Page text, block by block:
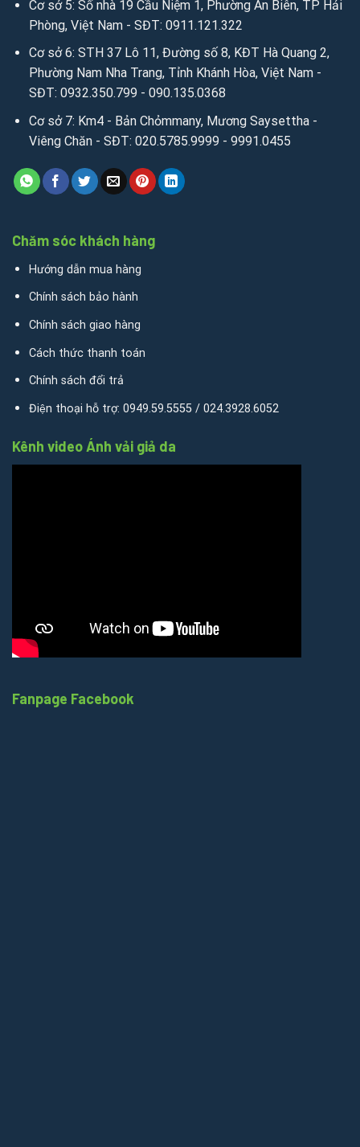
Cơ sở 5: Số nhà 19 Cầu Niệm 1, Phường An Biên, TP Hải
Phòng, Việt Nam - SĐT: 0911.121.322
Cơ sở 6: STH 37 Lô 11, Đường số 8, KĐT Hà Quang 2,
Phường Nam Nha Trang, Tỉnh Khánh Hòa, Việt Nam -
SĐT: 0932.350.799 - 090.135.0368
Cơ sở 7: Km4 - Bản Chỏmmany, Mương Saysettha -
Viêng Chăn - SĐT: 020.5785.9999 - 9991.0455
Chăm sóc khách hàng
Hướng dẫn mua hàng
Chính sách bảo hành
Chính sách giao hàng
Cách thức thanh toán
Chính sách đổi trả
Điện thoại hỗ trợ: 0949.59.5555 / 024.3928.6052
Kênh video Ánh vải giả da
Fanpage Facebook